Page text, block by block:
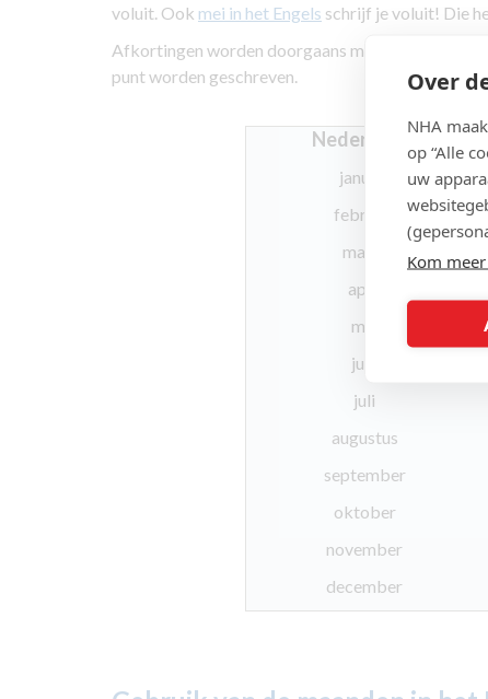
Over
NHA
op “Alle
uw
Kom
voluit. Ook mei in het Engels schrijf je voluit! Die
Afkortingen worden doorgaans met een punt
punt worden geschreven.
Nederlands
januari
februari
maart
april
mei
juni
juli
augustus
september
oktober
november
december